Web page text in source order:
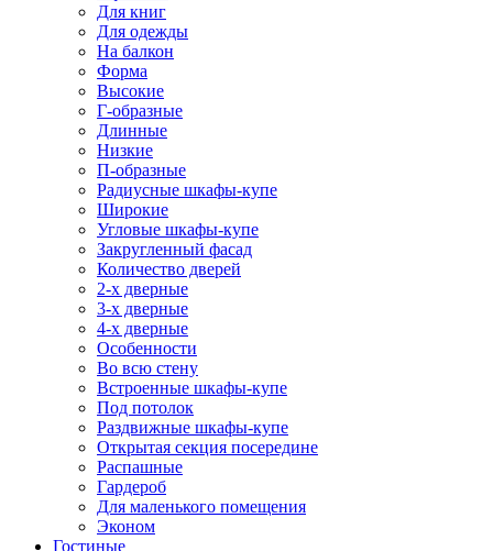
Для книг
Для одежды
На балкон
Форма
Высокие
Г-образные
Длинные
Низкие
П-образные
Радиусные шкафы-купе
Широкие
Угловые шкафы-купе
Закругленный фасад
Количество дверей
2-х дверные
3-х дверные
4-х дверные
Особенности
Во всю стену
Встроенные шкафы-купе
Под потолок
Раздвижные шкафы-купе
Открытая секция посередине
Распашные
Гардероб
Для маленького помещения
Эконом
Гостиные